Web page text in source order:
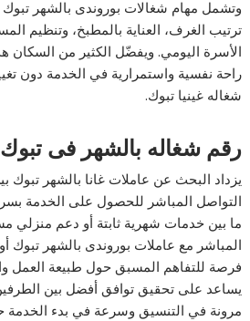
وتشمل مهام شغالات بوروندى بالشهر
ترتيب الغرف، العناية بالمطبخ، وتنظيم
الأسرة اليومي. ويفضّل الكثير من السكان
راحة نفسية واستمرارية في الخدمة دون
شغاله غينيا تبوك.
رقم شغاله بالشهر فى تبوك
يزداد البحث عن عاملات غانا بالشهر تبوك
التواصل المباشر للحصول على الخدمة
ما بين خدمات شهرية ثابتة أو دعم منزلي
المباشر مع عاملات بوروندى بالشهر تبوك
فرصة للتفاهم المسبق حول طبيعة العمل
يساعد على تحقيق توافق أفضل بين
مرونة في التنسيق وسرعة في بدء